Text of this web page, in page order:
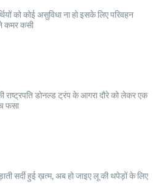
को कोई असुविधा ना हो इसके लिए परिवहन
कमर कसी
राष्ट्रपति डोनल्ड ट्रंप के आगरा दौरे को लेकर एक
फसा
सर्दी हुई ख़त्म, अब हो जाइए लू की थपेड़ों के लिए